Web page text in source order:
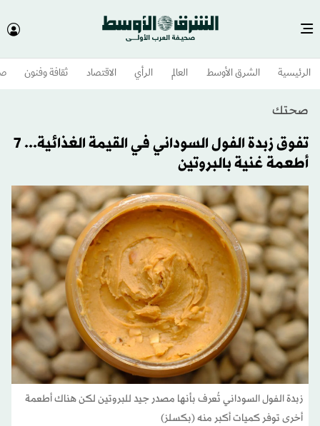
الرئيسية الشرق الأوسط​ العالم الرأي الاقتصاد ثقافة وفنون
صحتك
تفوق زبدة الفول السوداني في القيمة الغذائية... 7
أطعمة غنية بالبروتين
زبدة الفول السوداني تُعرف بأنها مصدر جيد للبروتين لكن هناك أطعمة
أخرى توفر كميات أكبر منه (بكسلز)